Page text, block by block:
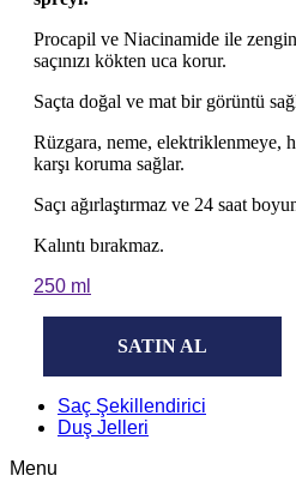
Procapil ve Niacinamide ile
saçınızı kökten uca korur.
Saçta doğal ve mat bir görüntü
Rüzgara, neme, elektriklenmeye,
karşı koruma sağlar.
Saçı ağırlaştırmaz ve 24 saat
Kalıntı bırakmaz.
250 ml
SATIN AL
Saç Şekillendirici
Duş Jelleri
Menu